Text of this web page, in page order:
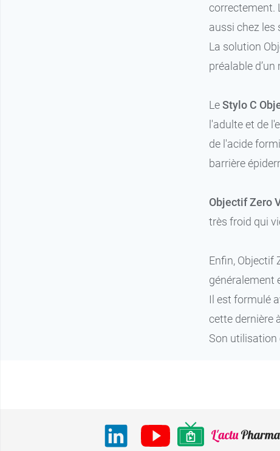
correctement.
aussi chez les
La solution
préalable
LeStylo C
l'adulte et de
de l'acide
barrière
Objectif Zero
très froid qui
Enfin, Objectif
généralement
Il est formulé
cette dernière
Son utilisation